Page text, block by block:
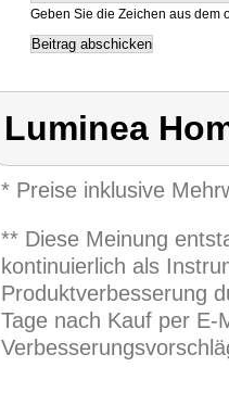
Geben Sie die Zeichen aus dem
Luminea
* Preise inklusive
** Diese Meinung
kontinuierlich als
Produktverbesserung
Tage nach Kauf per E-